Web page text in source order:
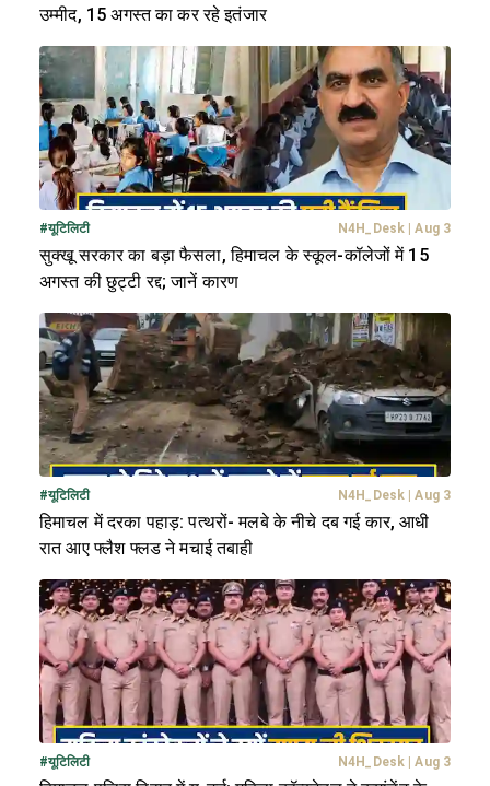
उम्मीद, 15 अगस्त का कर रहे इतंजार
#यूटिलिटी N4H_Desk Aug 3
सुक्खू सरकार का बड़ा फैसला, हिमाचल के स्कूल-कॉलेजों में 15
अगस्त की छुट्टी रद्द; जानें कारण
#यूटिलिटी N4H_Desk Aug 3
हिमाचल में दरका पहाड़: पत्थरों- मलबे के नीचे दब गई कार, आधी
रात आए फ्लैश फ्लड ने मचाई तबाही
#यूटिलिटी N4H_Desk Aug 3